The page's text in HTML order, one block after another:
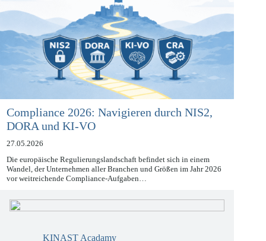
Compliance 2026: Navigieren durch NIS2,
DORA und KI-VO
27.05.2026
Die europäische Regulierungslandschaft befindet sich in einem
Wandel, der Unternehmen aller Branchen und Größen im Jahr 2026